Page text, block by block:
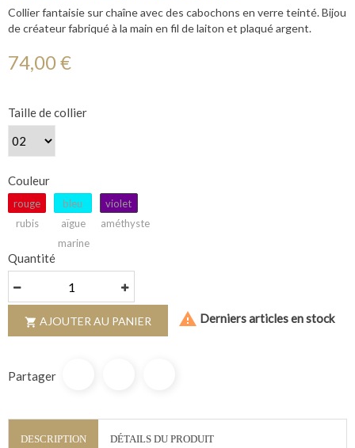
Collier fantaisie sur chaîne avec des cabochons en verre teinté. Bijou
de créateur fabriqué à la main en fil de laiton et plaqué argent.
74,00 €
Taille de collier
Couleur
rouge
rubis
bleu
aïgue
marine
violet
améthyste
Quantité
 AJOUTER AU PANIER  Derniers articles en stock
Partager
DESCRIPTION DÉTAILS DU PRODUIT